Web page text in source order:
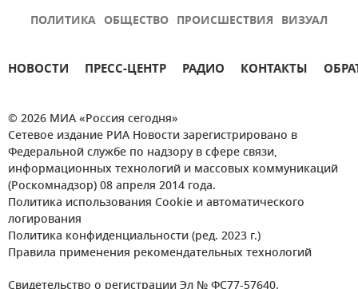
ПОЛИТИКА ОБЩЕСТВО ПРОИСШЕСТВИЯ ВИЗУАЛ
НОВОСТИ ПРЕСС-ЦЕНТР РАДИО КОНТАКТЫ
© 2026 МИА «Россия сегодня»
Сетевое издание РИА Новости зарегистрировано в
Федеральной службе по надзору в сфере связи,
информационных технологий и массовых коммуникаций
(Роскомнадзор) 08 апреля 2014 года.
Политика использования Cookie и автоматического
логирования
Политика конфиденциальности (ред. 2023 г.)
Правила применения рекомендательных технологий